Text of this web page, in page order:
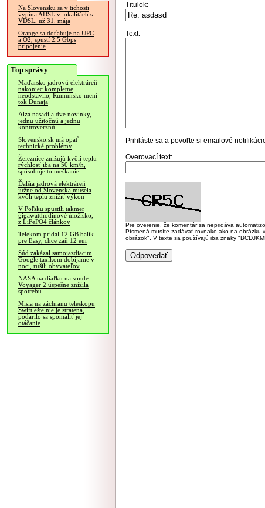
Na Slovensku sa v tichosti
vypína ADSL v lokalitách s
VDSL, už 31. mája
Orange sa doťahuje na UPC
a O2, spustí 2.5 Gbps
pripojenie
Top správy
Maďarsko jadrovú elektráreň
nakoniec kompletne
neodstavilo, Rumunsko mení
tok Dunaja
Alza nasadila dve novinky,
jednu užitočnú a jednu
kontroverznú
Slovensko.sk má opäť
technické problémy
Železnice znižujú kvôli teplu
rýchlosť iba na 50 km/h,
spôsobuje to meškanie
Ďalšia jadrová elektráreň
južne od Slovenska musela
kvôli teplu znížiť výkon
V Poľsku spustili takmer
gigawatthodinové úložisko,
z LiFePO4 článkov
Telekom pridal 12 GB balík
pre Easy, chce zaň 12 eur
Súd zakázal samojazdiacim
Google taxíkom dobíjanie v
noci, rušili obyvateľov
NASA na diaľku na sonde
Voyager 2 úspešne znížila
spotrebu
Misia na záchranu teleskopu
Swift ešte nie je stratená,
podarilo sa spomaliť jej
otáčanie
Titulok:
Text:
Prihláste sa a povoľte si emailové
Overovací text:
Pre overenie, že komentár sa nepridáva
Písmená musíte zadávať rovnako ako na
obrázok". V texte sa používajú iba znaky